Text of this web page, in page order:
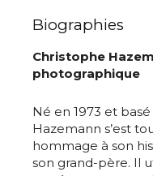
Biographies
Christophe
photographique
Né en 1973 et
Hazemann s’est
hommage à son
son grand-père. Il